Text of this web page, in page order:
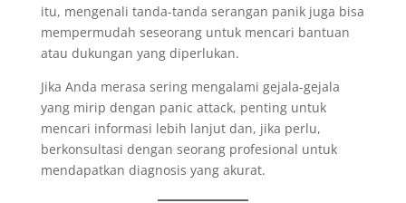
itu, mengenali tanda-tanda serangan panik juga bisa
mempermudah seseorang untuk mencari bantuan
atau dukungan yang diperlukan.
Jika Anda merasa sering mengalami gejala-gejala
yang mirip dengan panic attack, penting untuk
mencari informasi lebih lanjut dan, jika perlu,
berkonsultasi dengan seorang profesional untuk
mendapatkan diagnosis yang akurat.